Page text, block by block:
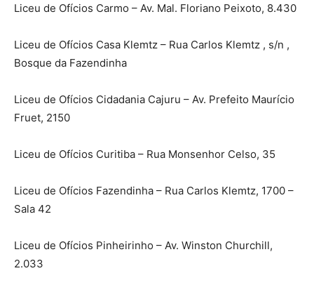
Liceu de Ofícios Carmo – Av. Mal. Floriano Peixoto, 8.430
Liceu de Ofícios Casa Klemtz – Rua Carlos Klemtz , s/n ,
Bosque da Fazendinha
Liceu de Ofícios Cidadania Cajuru – Av. Prefeito Maurício
Fruet, 2150
Liceu de Ofícios Curitiba – Rua Monsenhor Celso, 35
Liceu de Ofícios Fazendinha – Rua Carlos Klemtz, 1700 –
Sala 42
Liceu de Ofícios Pinheirinho – Av. Winston Churchill,
2.033